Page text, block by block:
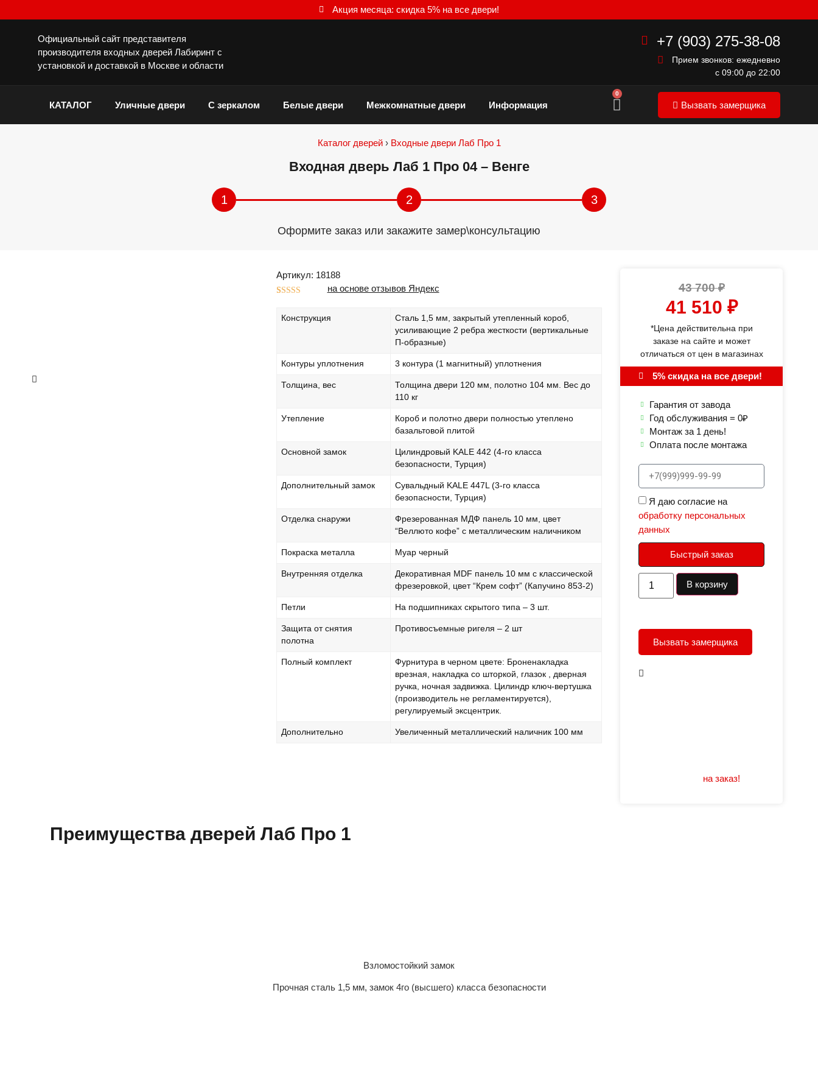
Акция месяца: скидка 5% на все двери!
Официальный сайт представителя
производителя входных дверей Лабиринт с
установкой и доставкой в Москве и области
+7 (903) 275-38-08
Прием звонков: ежедневно
с 09:00 до 22:00
КАТАЛОГ Уличные двери С зеркалом Белые двери Межкомнатные двери Информация
0
Вызвать замерщика
Каталог дверей› Входные двери Лаб Про 1
Входная дверь Лаб 1 Про 04 – Венге
1 2 3
Оформите заказ или закажите замер\консультацию
Артикул: 18188
основе
на основе отзывов Яндекс
Конструкция
Сталь 1,5 мм, закрытый утепленный короб,
усиливающие 2 ребра жесткости (вертикальные
П-образные)
Контуры уплотнения 3 контура (1 магнитный) уплотнения
Толщина, вес
Толщина двери 120 мм, полотно 104 мм. Вес до
110 кг
Утепление
Короб и полотно двери полностью утеплено
базальтовой плитой
Основной замок
Цилиндровый KALE 442 (4-го класса
безопасности, Турция)
Дополнительный замок
Сувальдный KALE 447L (3-го класса
безопасности, Турция)
Отделка снаружи
Фрезерованная МДФ панель 10 мм, цвет
“Веллюто кофе” с металлическим наличником
Покраска металла Муар черный
Внутренняя отделка
Декоративная MDF панель 10 мм с классической
фрезеровкой, цвет “Крем софт” (Капучино 853-2)
Петли На подшипниках скрытого типа – 3 шт.
Защита от снятия
полотна
Противосъемные ригеля – 2 шт
Полный комплект
Фурнитура в черном цвете: Броненакладка
врезная, накладка со шторкой, глазок , дверная
ручка, ночная задвижка. Цилиндр ключ-вертушка
(производитель не регламентируется),
регулируемый эксцентрик.
Дополнительно Увеличенный металлический наличник 100 мм
43 700₽
41 510 ₽
*Цена действительна при
заказе на сайте и может
отличаться от цен в магазинах
5% скидка на все двери!
Гарантия от завода
Год обслуживания = 0₽
Монтаж за 1 день!
Оплата после монтажа
Я даю согласие на
обработку персональных
данных
Быстрый заказ
В корзину
Вызвать замерщика
на заказ!
Преимущества дверей Лаб Про 1
Взломостойкий замок
Прочная сталь 1,5 мм, замок 4го (высшего) класса безопасности